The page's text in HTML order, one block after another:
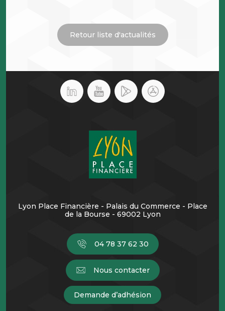
Retour liste d'actualités
Lyon Place Financière - Palais du Commerce - Place
de la Bourse - 69002 Lyon
04 78 37 62 30
Nous contacter
Demande d’adhésion